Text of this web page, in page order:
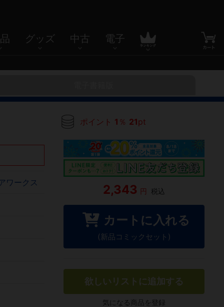
グッズ 中古 電子
ワークス
ポイント 1 ％ 21pt
2,343 円 税込
カートに入れる
(新品コミックセット)
欲しいリストに追加する
気になる商品を登録